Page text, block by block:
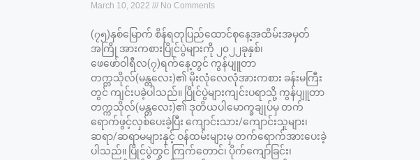
March 10, 2022 No Comments
(၇၅)နှစ်မြောက် စိန်ရတုပြည်ထောင်စုနေ့အထိမ်းအမှတ်
အကြို အားကစားပြိုင်ပွဲများကို ၂၀၂၂ခုနှစ်၊
ဖေဖော်ဝါရီလ(၇)ရက်နေ့တွင် ကွန်ပျူတာ
တက္ကသိုလ်(မန္တလေး)၏ မိုးလုံလေလုံအားကစား ခန်းမကြီး
တွင် ကျင်းပခဲ့ပါသည်။ ပြိုင်ပွဲများကျင်းပရာသို့ ကွန်ပျူတာ
တက္ကသိုလ်(မန္တလေး)၏ ဒုတိယပါမောက္ခချုပ်မှ တက်
ရောက်ဖွင့်လှစ်ပေးခဲ့ပြီး ကျောင်းသား/ကျောင်းသူများ၊
ဆရာ/ဆရာမများနှင့် ဝန်ထမ်းများမှ တက်ရောက်အားပေးခဲ့
ပါသည်။ ပြိုင်ပွဲတွင် ကြက်တောင်၊ ပိုက်ကျော်ခြင်း၊